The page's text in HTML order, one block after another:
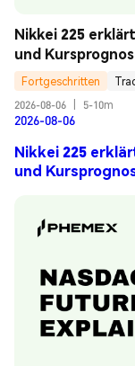
Nikkei 225
und
Fortgeschritten
2026-08-06
5-10m
2026-08-06
Nikkei 225
und